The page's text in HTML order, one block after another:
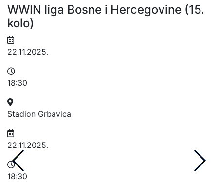
WWIN liga Bosne i Hercegovine (15.
kolo)
22.11.2025.
18:30
Stadion Grbavica
22.11.2025.
18:30